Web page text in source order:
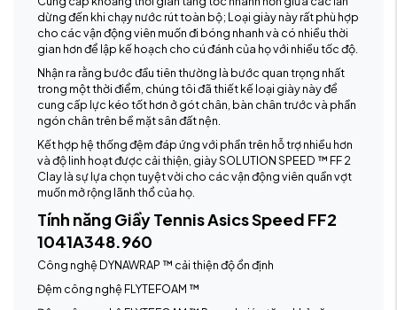
dừng đến khi chạy nước rút toàn bộ; Loại giày này rất phù hợp
cho các vận động viên muốn đi bóng nhanh và có nhiều thời
gian hơn để lập kế hoạch cho cú đánh của họ với nhiều tốc độ.
Nhận ra rằng bước đầu tiên thường là bước quan trọng nhất
trong một thời điểm, chúng tôi đã thiết kế loại giày này để
cung cấp lực kéo tốt hơn ở gót chân, bàn chân trước và phần
ngón chân trên bề mặt sân đất nện.
Kết hợp hệ thống đệm đáp ứng với phần trên hỗ trợ nhiều hơn
và độ linh hoạt được cải thiện, giày SOLUTION SPEED ™ FF 2
Clay là sự lựa chọn tuyệt vời cho các vận động viên quần vợt
muốn mở rộng lãnh thổ của họ.
Tính năng Giầy Tennis Asics Speed FF2
1041A348.960
Công nghệ DYNAWRAP ™ cải thiện độ ổn định
Đệm công nghệ FLYTEFOAM ™